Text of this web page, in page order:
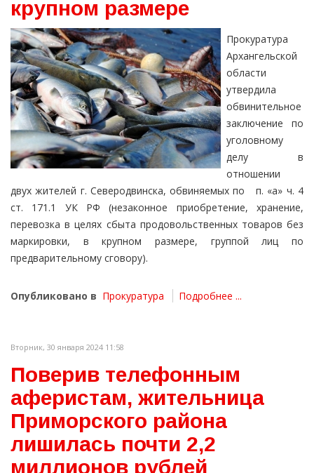
крупном размере
Прокуратура
Архангельской
области
утвердила
обвинительное
заключение по
уголовному
делу в
отношении
двух жителей г. Северодвинска, обвиняемых по п. «а» ч. 4
ст. 171.1 УК РФ (незаконное приобретение, хранение,
перевозка в целях сбыта продовольственных товаров без
маркировки, в крупном размере, группой лиц по
предварительному сговору).
Опубликовано в Прокуратура Подробнее ...
Вторник, 30 января 2024 11:58
Поверив телефонным
аферистам, жительница
Приморского района
лишилась почти 2,2
миллионов рублей